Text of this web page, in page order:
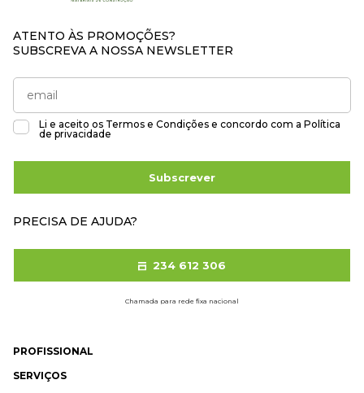
PROFISSIONAL
SERVIÇOS
ATENTO ÀS PROMOÇÕES?
SUBSCREVA A NOSSA NEWSLETTER
Li e aceito os Termos e Condições e concordo com a Política
de privacidade
Subscrever
PRECISA DE AJUDA?
234 612 306
Chamada para rede fixa nacional